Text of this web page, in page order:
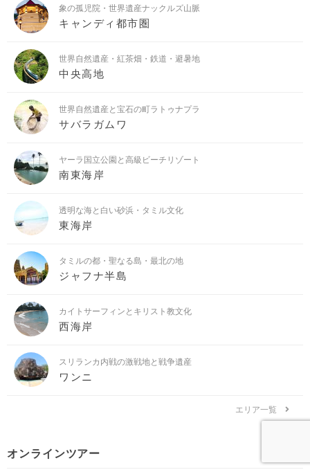
象の孤児院・世界遺産ナックルズ山脈
キャンディ都市圏
世界自然遺産・紅茶畑・鉄道・避暑地
中央高地
世界自然遺産と宝石の町ラトゥナプラ
サバラガムワ
ヤーラ国立公園と高級ビーチリゾート
南東海岸
透明な海と白い砂浜・タミル文化
東海岸
タミルの都・聖なる島・最北の地
ジャフナ半島
カイトサーフィンとキリスト教文化
西海岸
スリランカ内戦の激戦地と戦争遺産
ワンニ
エリア一覧
オンラインツアー